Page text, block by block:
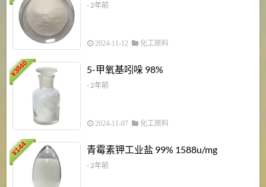
- 2年前
2024-11-12 化工原料
¥
3840 5-甲氧基吲哚 98%
- 2年前
2024-11-07 化工原料
¥
144 青霉素钾工业盐 99% 1588u/mg
- 2年前